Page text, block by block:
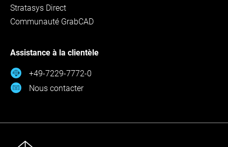
Stratasys Direct
Communauté GrabCAD
Assistance à la clientèle
+49-7229-7772-0
Nous contacter